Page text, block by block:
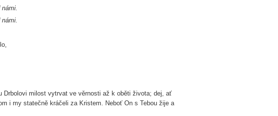
milost vytrvat ve věrnosti až k oběti života; dej, ať
i my statečně kráčeli za Kristem. Neboť On s Tebou žije a